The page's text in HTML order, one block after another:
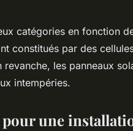
catégories en fonction
constitués par des
les panneaux
intempéries.
une